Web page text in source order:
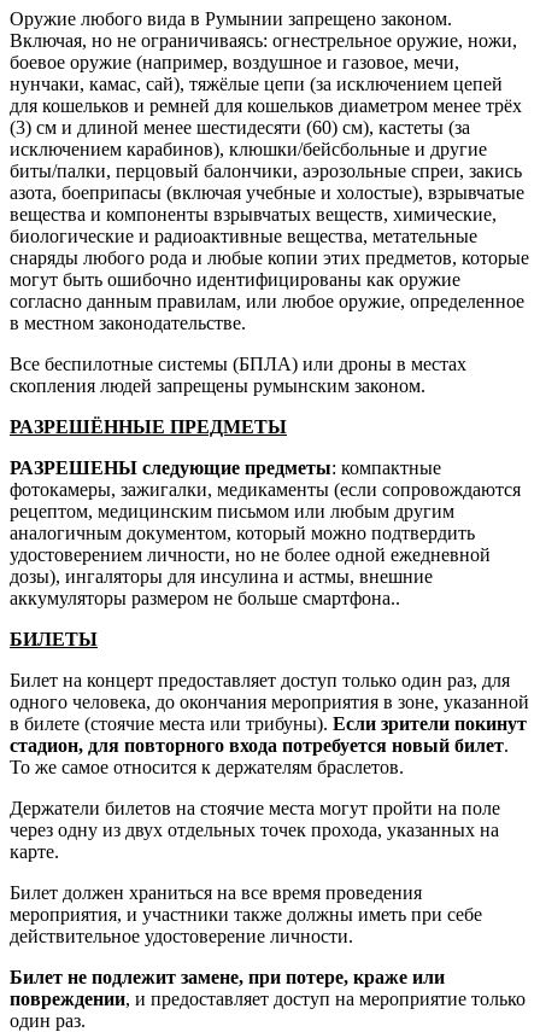
Оружие любого вида в Румынии запрещено законом.
Включая, но не ограничиваясь: огнестрельное оружие, ножи,
боевое оружие (например, воздушное и газовое, мечи,
нунчаки, камас, сай), тяжёлые цепи (за исключением цепей
для кошельков и ремней для кошельков диаметром менее трёх
(3) см и длиной менее шестидесяти (60) см), кастеты (за
исключением карабинов), клюшки/бейсбольные и другие
биты/палки, перцовый балончики, аэрозольные спреи, закись
азота, боеприпасы (включая учебные и холостые), взрывчатые
вещества и компоненты взрывчатых веществ, химические,
биологические и радиоактивные вещества, метательные
снаряды любого рода и любые копии этих предметов, которые
могут быть ошибочно идентифицированы как оружие
согласно данным правилам, или любое оружие, определенное
в местном законодательстве.
Все беспилотные системы (БПЛА) или дроны в местах
скопления людей запрещены румынским законом.
РАЗРЕШËННЫЕ ПРЕДМЕТЫ
РАЗРЕШЕНЫ следующие предметы: компактные
фотокамеры, зажигалки, медикаменты (если сопровождаются
рецептом, медицинским письмом или любым другим
аналогичным документом, который можно подтвердить
удостоверением личности, но не более одной ежедневной
дозы), ингаляторы для инсулина и астмы, внешние
аккумуляторы размером не больше смартфона..
БИЛЕТЫ
Билет на концерт предоставляет доступ только один раз, для
одного человека, до окончания мероприятия в зоне, указанной
в билете (стоячие места или трибуны). Если зрители покинут
стадион, для повторного входа потребуется новый билет.
То же самое относится к держателям браслетов.
Держатели билетов на стоячие места могут пройти на поле
через одну из двух отдельных точек прохода, указанных на
карте.
Билет должен храниться на все время проведения
мероприятия, и участники также должны иметь при себе
действительное удостоверение личности.
Билет не подлежит замене, при потере, краже или
повреждении, и предоставляет доступ на мероприятие только
один раз.